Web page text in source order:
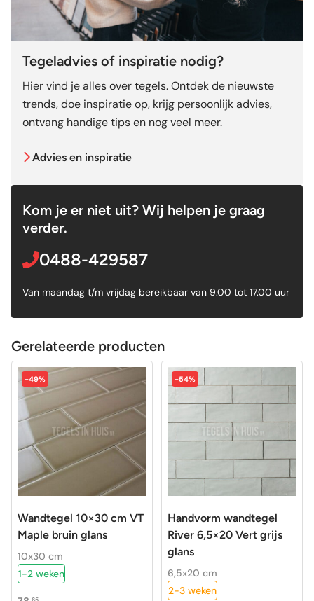
Tegeladvies of inspiratie nodig?
Hier vind je alles over tegels. Ontdek de nieuwste
trends, doe inspiratie op, krijg persoonlijk advies,
ontvang handige tips en nog veel meer.
Advies en inspiratie
Kom je er niet uit? Wij helpen je graag
verder.
0488-429587
Van maandag t/m vrijdag bereikbaar van 9.00 tot 17.00 uur
Gerelateerde producten
-49%
Wandtegel 10×30 cm VT
Maple bruin glans
10x30 cm
1-2 weken
-54%
Handvorm wandtegel
River 6,5×20 Vert grijs
glans
6,5x20 cm
2-3 weken